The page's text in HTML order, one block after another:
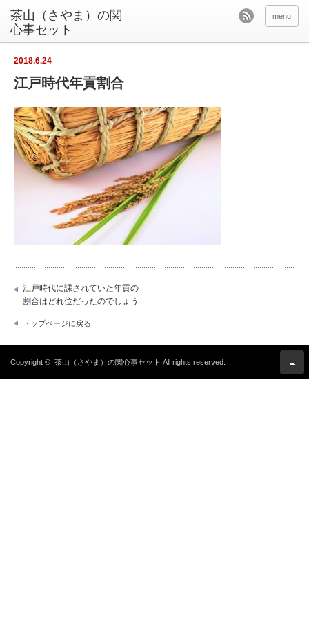
茶山（さやま）の関
心事セット
menu
2018.6.24
江戸時代年貢割合
江戸時代に課されていた年貢の
割合はどれ位だったのでしょう
トップページに戻る
Copyright © 茶山（さやま）の関心事セット All rights reserved.